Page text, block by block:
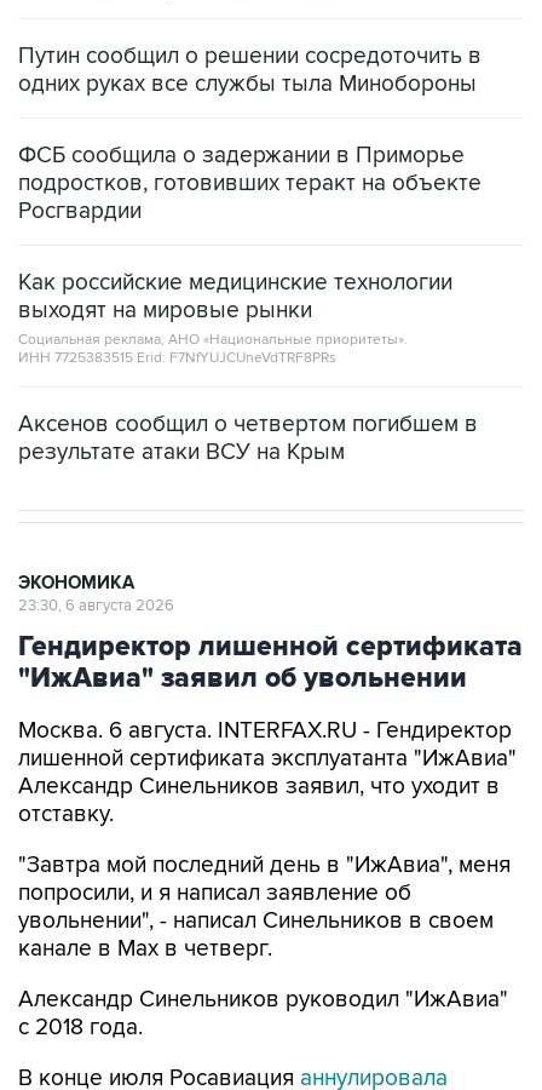
Путин сообщил о решении сосредоточить в
одних руках все службы тыла Минобороны
ФСБ сообщила о задержании в Приморье
подростков, готовивших теракт на объекте
Росгвардии
Как российские медицинские технологии
выходят на мировые рынки
Социальная реклама, АНО «Национальные приоритеты».
ИНН 7725383515 Erid: F7NfYUJCUneVdTRF8PRs
Аксенов сообщил о четвертом погибшем в
результате атаки ВСУ на Крым
ЭКОНОМИКА
23:30, 6 августа 2026
Гендиректор лишенной сертификата
"ИжАвиа" заявил об увольнении
Москва. 6 августа. INTERFAX.RU - Гендиректор
лишенной сертификата эксплуатанта "ИжАвиа"
Александр Синельников заявил, что уходит в
отставку.
"Завтра мой последний день в "ИжАвиа", меня
попросили, и я написал заявление об
увольнении", - написал Синельников в своем
канале в Max в четверг.
Александр Синельников руководил "ИжАвиа"
с 2018 года.
В конце июля Росавиация аннулировала